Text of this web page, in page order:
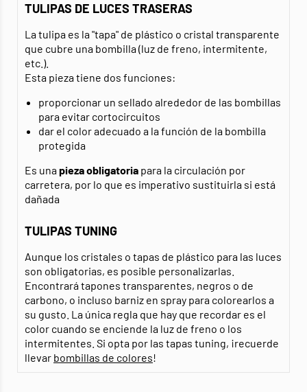
TULIPAS DE LUCES TRASERAS
La tulipa es la "tapa" de plástico o cristal transparente
que cubre una bombilla (luz de freno, intermitente,
etc.).
Esta pieza tiene dos funciones:
proporcionar un sellado alrededor de las bombillas
para evitar cortocircuitos
dar el color adecuado a la función de la bombilla
protegida
Es unapieza obligatoria para la circulación por
carretera, por lo que es imperativo sustituirla si está
dañada
TULIPAS TUNING
Aunque los cristales o tapas de plástico para las luces
son obligatorias, es posible personalizarlas.
Encontrará tapones transparentes, negros o de
carbono, o incluso barniz en spray para colorearlos a
su gusto. La única regla que hay que recordar es el
color cuando se enciende la luz de freno o los
intermitentes. Si opta por las tapas tuning, ¡recuerde
llevar bombillas de colores!